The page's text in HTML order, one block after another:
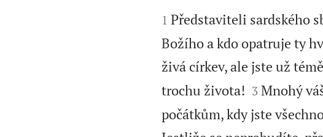


1 Představiteli sardského
Božího a kdo opatruje ty
živá církev, ale jste už
trochu života!
3 Mnohý
počátkům, kdy jste